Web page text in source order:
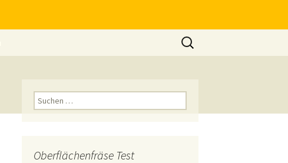
Suchen
nach:
Suchen
nach:
Oberflächenfräse Test